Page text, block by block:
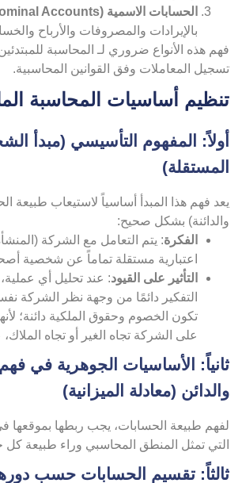
الحسابات الاسمية (Nominal Accounts)
بالإيرادات والمصروفات والأرباح والخسائر.
هذه الأنواع ضروري لـ المحاسبة للمبتدئين،
المعاملات وفق القوانين المحاسبية.
أساسيات المحاسبة
المفهوم التأسيسي (مبدأ
فهم هذا المبدأ أساسياً لاستيعاب طبيعة
بشكل صحيح:
الفكرة: يتم التعامل مع الشركة
اعتبارية مستقلة تماماً عن شخصية أصحابها
التأثير على القيود: عند تحليل أي عملية،
التفكير دائمًا من وجهة نظر الشركة
تكون الخصوم وحقوق الملكية دائنة؛ لأنها
على الشركة تجاه الغير أو تجاه الملاك، على
الأساسيات الجوهرية في فهم
(معادلة الميزانية)
طبيعة الحسابات، يجب ربطها بموقعها في
تمثل المنطق المحاسبي وراء طبيعة كل
تقسيم الحسابات حسب دورها